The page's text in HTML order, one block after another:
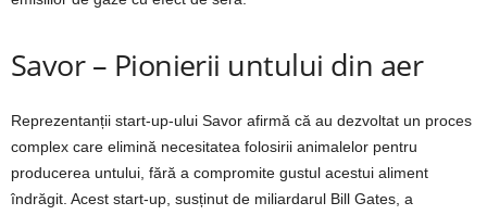
Savor – Pionierii untului din aer
Reprezentanții start-up-ului Savor afirmă că au dezvoltat un proces
complex care elimină necesitatea folosirii animalelor pentru
producerea untului, fără a compromite gustul acestui aliment
îndrăgit. Acest start-up, susținut de miliardarul Bill Gates, a